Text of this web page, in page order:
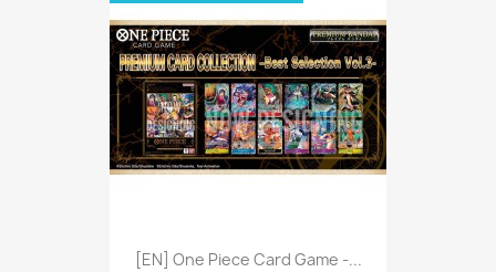
[EN] One Piece Card Game -...